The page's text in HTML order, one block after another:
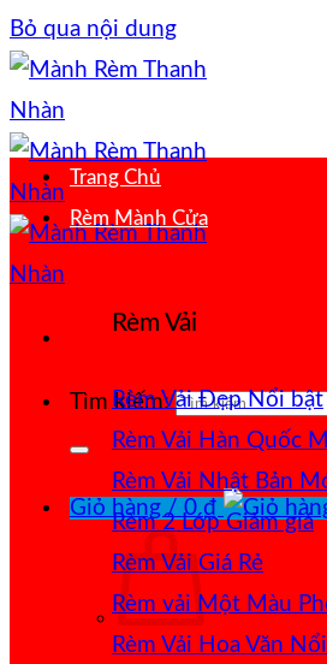
Bỏ qua nội dung
Tìm kiếm:
Giỏ hàng /0₫
Trang Chủ
Rèm Mành Cửa
Rèm Vải
Rèm Vải Đẹp
Rèm Vải Hàn Quốc
Rèm Vải Nhật Bản
Rèm 2 Lớp
Rèm Vải Giá Rẻ
Rèm vải Một Màu
Rèm Vải Hoa Văn Nổi